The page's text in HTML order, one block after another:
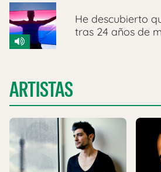
He descubierto
tras 24 años de
ARTISTAS